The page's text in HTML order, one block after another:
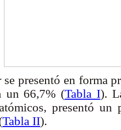
se presentó en forma
un 66,7% (Tabla I).
presentó
Tabla II).